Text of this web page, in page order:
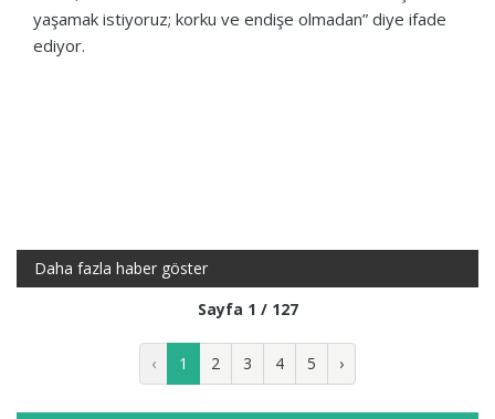
yaşamak istiyoruz; korku ve endişe olmadan” diye ifade
ediyor.
Daha fazla haber göster
Sayfa 1 / 127
‹ 1 2 3 4 5 ›